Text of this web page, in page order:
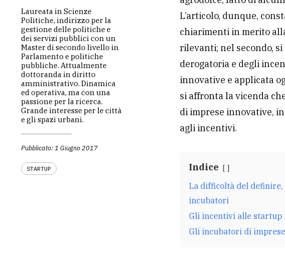
Laureata in Scienze
Politiche, indirizzo per la
gestione delle politiche e
dei servizi pubblici con un
Master di secondo livello in
Parlamento e politiche
pubbliche. Attualmente
dottoranda in diritto
amministrativo. Dinamica
ed operativa, ma con una
passione per la ricerca.
Grande interesse per le città
e gli spazi urbani.
Pubblicato: 1 Giugno 2017
STARTUP
L’articolo, dunque,
chiarimenti in merito
rilevanti; nel secondo,
derogatoria e degli
innovative e applicata
si affronta la vicenda
di imprese innovative,
agli incentivi.
Indice
La difficoltà del
incubatori
Gli incentivi alle startup
Gli incubatori di